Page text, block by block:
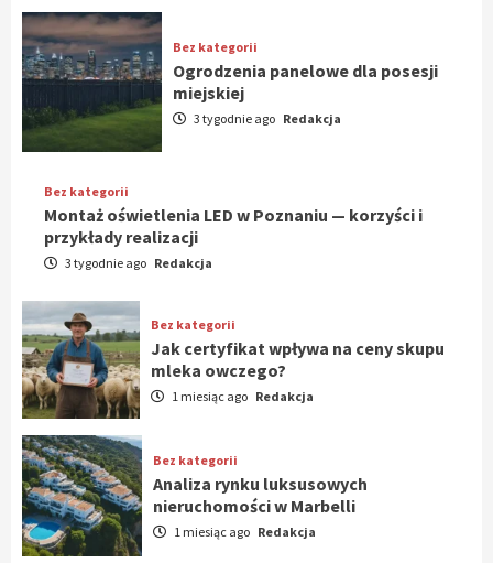
Bez kategorii
Ogrodzenia panelowe dla posesji
miejskiej
3 tygodnie ago Redakcja
Bez kategorii
Montaż oświetlenia LED w Poznaniu — korzyści i
przykłady realizacji
3 tygodnie ago Redakcja
Bez kategorii
Jak certyfikat wpływa na ceny skupu
mleka owczego?
1 miesiąc ago Redakcja
Bez kategorii
Analiza rynku luksusowych
nieruchomości w Marbelli
1 miesiąc ago Redakcja